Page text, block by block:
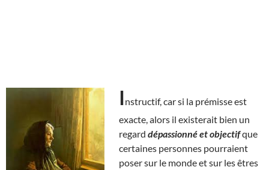
Instructif, car si la prémisse est
exacte, alors il existerait bien un
regard dépassionné et objectifque
certaines personnes pourraient
poser sur le monde et sur les êtres